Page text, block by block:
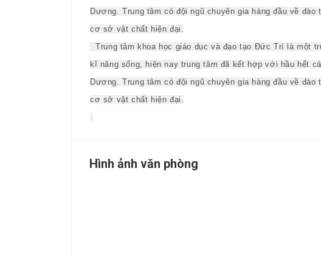
Dương. Trung tâm có đội ngũ chuyên gia hàng đầu về
cơ sở vật chất hiện đại.
Trung tâm khoa học giáo dục và đạo tạo Đức Trí là một
kĩ năng sống, hiện nay trung tâm đã kết hợp với hầu hết
Dương. Trung tâm có đội ngũ chuyên gia hàng đầu về
cơ sở vật chất hiện đại.
Hình ảnh văn phòng